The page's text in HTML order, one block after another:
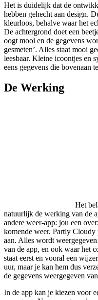
Het is duidelijk dat de
hebben gehecht aan design.
kleurloos, behalve waar het
De achtergrond doet een
oogt mooi en de gegevens
gesmeten’. Alles staat mooi
leesbaar. Kleine icoontjes en
eens gegevens die bovenaan
De Werking
Het
natuurlijk de werking van de
andere weer-app: jou een
komende weer. Partly Cloudy
aan. Alles wordt
van de app, en ook waar het
staat eerst en vooral een
uur, maar je kan hem dus
de gegevens weergegeven
In de app kan je kiezen voor